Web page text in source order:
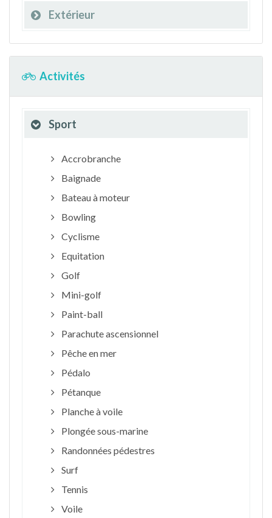
Extérieur
Activités
Sport
Accrobranche
Baignade
Bateau à moteur
Bowling
Cyclisme
Equitation
Golf
Mini-golf
Paint-ball
Parachute ascensionnel
Pêche en mer
Pédalo
Pétanque
Planche à voile
Plongée sous-marine
Randonnées pédestres
Surf
Tennis
Voile